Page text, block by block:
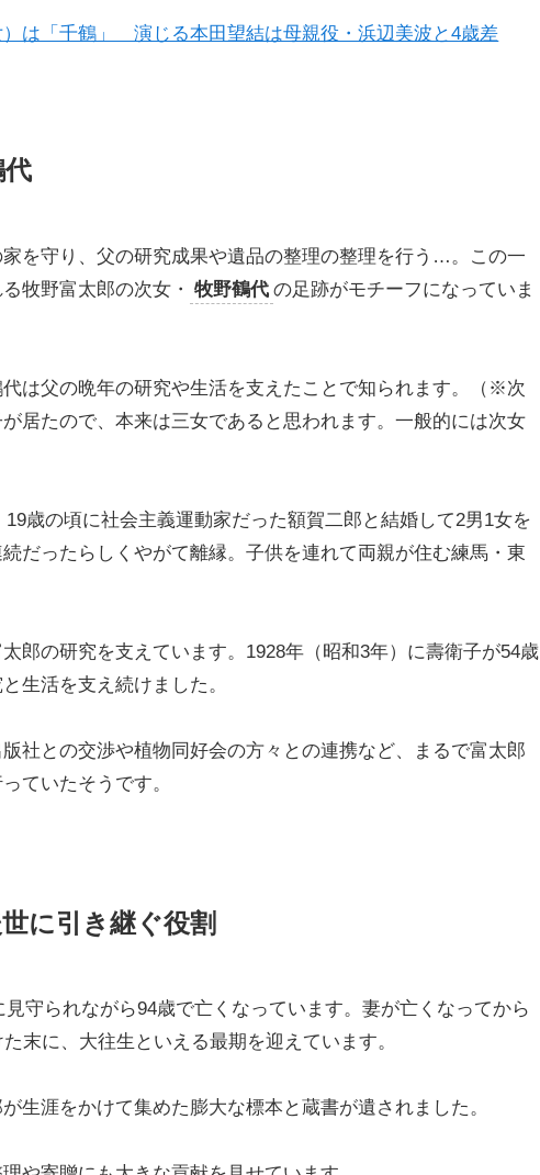
）は「千鶴」 演じる本田望結は母親役・浜辺美波と4歳差
を守り、父の研究成果や遺品の整理の整理を行う…。この一
牧野富太郎の次女・ 牧野鶴代 の足跡がモチーフになっていま
は父の晩年の研究や生活を支えたことで知られます。（※次
居たので、本来は三女であると思われます。一般的には次女
歳の頃に社会主義運動家だった額賀二郎と結婚して2男1女を
だったらしくやがて離縁。子供を連れて両親が住む練馬・東
郎の研究を支えています。1928年（昭和3年）に壽衛子が54歳
生活を支え続けました。
社との交渉や植物同好会の方々との連携など、まるで富太郎
ていたそうです。
に引き継ぐ役割
守られながら94歳で亡くなっています。妻が亡くなってから
末に、大往生といえる最期を迎えています。
生涯をかけて集めた膨大な標本と蔵書が遺されました。